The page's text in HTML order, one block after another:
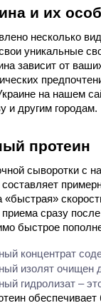
и их
несколько
уникальные
зависит от
на нашем
и другим городам.
протеин
сыворотки с
сразу после
быстрое
концентрат
изолят очищен
гидролизат –
обеспечивает